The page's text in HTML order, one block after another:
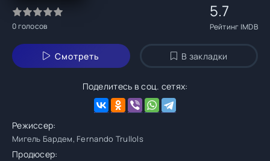
0голосов
5.7
Рейтинг IMDB
Смотреть В закладки
Поделитесь в соц. сетях:
Режиссер:
Мигель Бардем, Fernando Trullols
Продюсер: